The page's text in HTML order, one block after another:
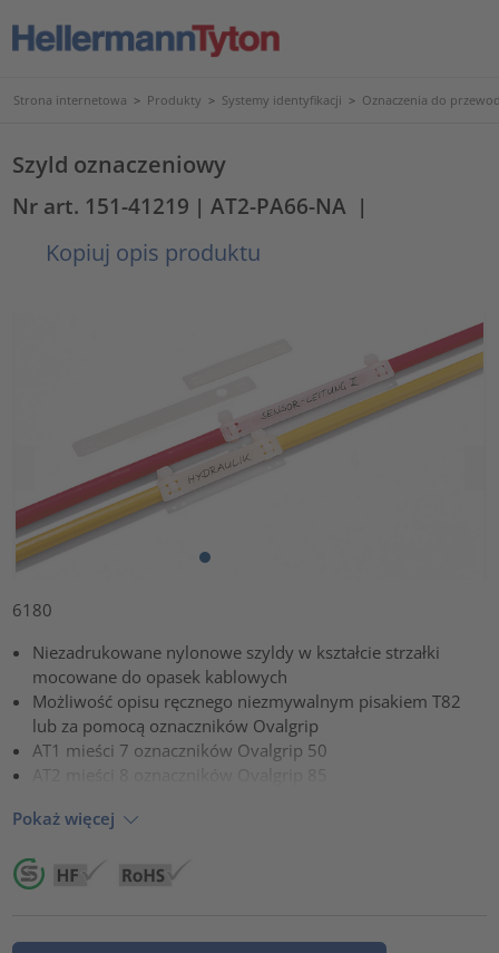
Strona internetowa > Produkty > Systemy identyfikacji > Oznaczenia do
Szyld oznaczeniowy
Nr art. 151-41219 | AT2-PA66-NA |
Kopiuj opis produktu
6180
Niezadrukowane nylonowe szyldy w kształcie strzałki
mocowane do opasek kablowych
Możliwość opisu ręcznego niezmywalnym pisakiem T82
lub za pomocą oznaczników Ovalgrip
AT1 mieści 7 oznaczników Ovalgrip 50
Pokaż więcej